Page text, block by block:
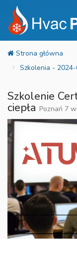
Szkolenia -
Szkolenie
ciepła Poznań 7